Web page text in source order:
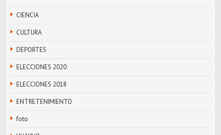
CIENCIA
CULTURA
DEPORTES
ELECCIONES 2020
ELECCIONES 2018
ENTRETENIMIENTO
foto